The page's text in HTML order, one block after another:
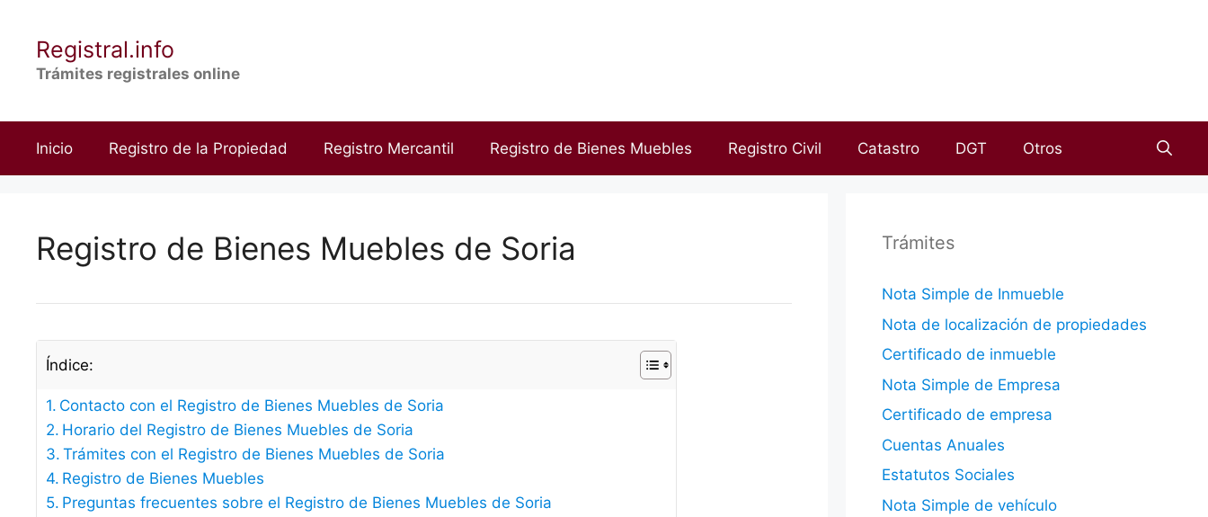
contenidoRegistral.info
Trámites registrales online
Inicio Registro de la Propiedad Registro Mercantil Registro de Bienes Muebles Registro Civil Catastro DGT Otros
Registro de Bienes Muebles de Soria
Índice:
Contacto con el Registro de Bienes Muebles de Soria
Horario del Registro de Bienes Muebles de Soria
Trámites con el Registro de Bienes Muebles de Soria
Registro de Bienes Muebles
Preguntas frecuentes sobre el Registro de Bienes Muebles de Soria
Trámites
Nota Simple de Inmueble
Nota de localización de propiedades
Certificado de inmueble
Nota Simple de Empresa
Certificado de empresa
Cuentas Anuales
Estatutos Sociales
Nota Simple de vehículo